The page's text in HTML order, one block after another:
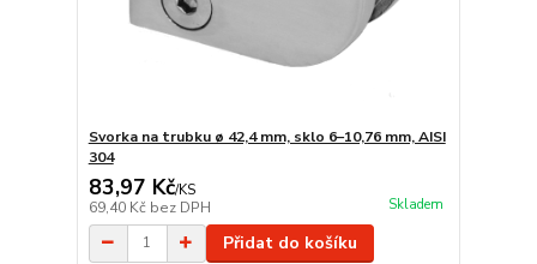
Svorka na trubku ø 42,4 mm, sklo 6–10,76 mm, AISI
304
83,97 Kč/KS
69,40 Kč bez DPH Skladem
Přidat do košíku